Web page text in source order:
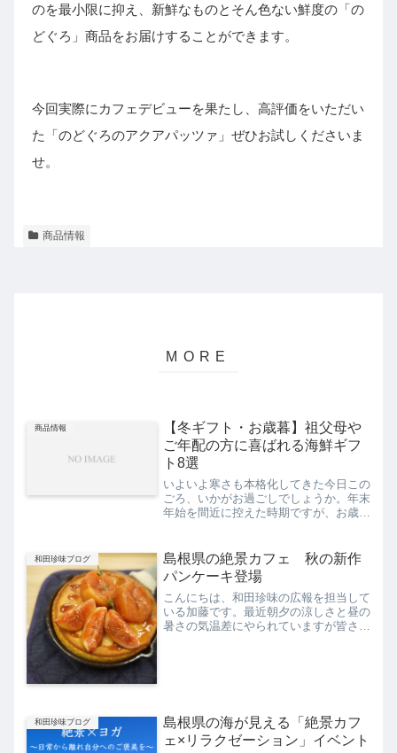
のを最小限に抑え、新鮮なものとそん色ない鮮度の「の
どぐろ」商品をお届けすることができます。
今回実際にカフェデビューを果たし、高評価をいただい
た「のどぐろのアクアパッツァ」ぜひお試しくださいま
せ。
商品情報
商品情報
【冬ギフト・お歳暮】祖父母や
ご年配の方に喜ばれる海鮮ギフ
ト8選
いよいよ寒さも本格化してきた今日この
ごろ、いかがお過ごしでしょうか。年末
年始を間近に控えた時期ですが、お歳暮
みなさまに冬におすすめの海鮮グルメを
ご紹介します。一般的に寒...
和田珍味ブログ
島根県の絶景カフェ 秋の新作
パンケーキ登場
こんにちは、和田珍味の広報を担当して
いる加藤です。最近朝夕の涼しさと昼の
暑さの気温差にやられていますが皆さん
和田珍味ブログ
島根県の海が見える「絶景カフ
ェ×リラクゼーション」イベント